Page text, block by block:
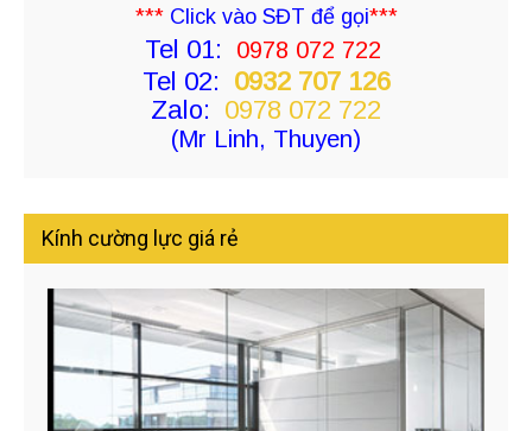
***Click vào SĐT để gọi***
Tel 01: 0978 072 722
Tel 02: 0932 707 126
Zalo: 0978 072 722
(Mr Linh, Thuyen)
Kính cường lực giá rẻ